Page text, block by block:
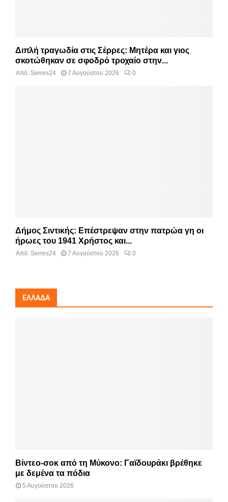
Διπλή τραγωδία στις Σέρρες: Μητέρα και γιος
σκοτώθηκαν σε σφοδρό τροχαίο στην...
Από: Serres24 7 Αυγούστου 2026 0
Δήμος Σιντικής: Επέστρεψαν στην πατρώα γη οι
ήρωες του 1941 Χρήστος και...
Από: Serres24 7 Αυγούστου 2026 0
ΕΛΛΆΔΑ
Βίντεο-σοκ από τη Μύκονο: Γαϊδουράκι βρέθηκε
με δεμένα τα πόδια
5 Αυγούστου 2026